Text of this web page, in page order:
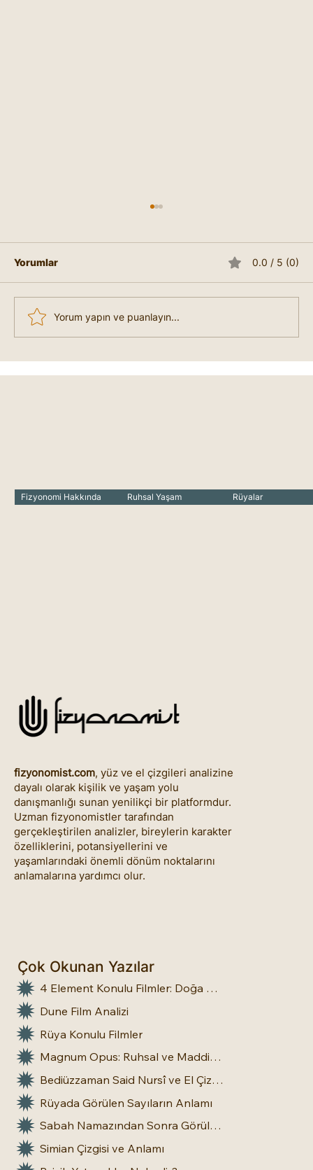
Fizyonomi Hakkında Ruhsal Yaşam Rüyalar
İlham Çizgisi, elin iç kısmında yer alan ve
genellikle nadir görülen bir çizgidir. Çizginin
Yorumlar 0.0 / 5 (0)
Yorum yapın ve puanlayın...
fizyonomist.com, yüz ve el çizgileri analizine
dayalı olarak kişilik ve yaşam yolu
danışmanlığı sunan yenilikçi bir platformdur.
Uzman fizyonomistler tarafından
gerçekleştirilen analizler, bireylerin karakter
özelliklerini, potansiyellerini ve
yaşamlarındaki önemli dönüm noktalarını
anlamalarına yardımcı olur.
Çok Okunan Yazılar
4 Element Konulu Filmler: Doğa Üstü Güçler
Dune Film Analizi
Rüya Konulu Filmler
Magnum Opus: Ruhsal ve Maddi Dönüşümün Büyük Eseri
Bediüzzaman Said Nursî ve El Çizgileri: İnsan Doğasına Dair Bir Bakış
Rüyada Görülen Sayıların Anlamı
Sabah Namazından Sonra Görülen Rüya Gerçek Olur mu?
Simian Çizgisi ve Anlamı